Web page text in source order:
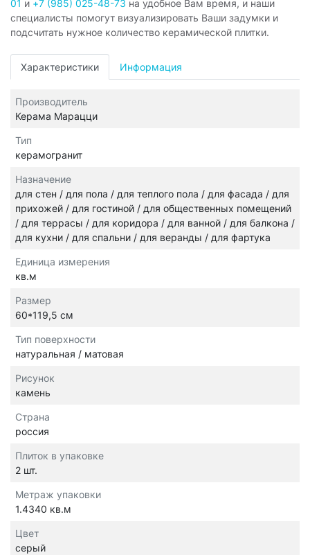
01 и +7 (985) 025-48-73 на удобное Вам время, и наши
специалисты помогут визуализировать Ваши задумки и
подсчитать нужное количество керамической плитки.
Характеристики Информация
Производитель
Керама Марацци
Тип
керамогранит
Назначение
для стен / для пола / для теплого пола / для фасада / для
прихожей / для гостиной / для общественных помещений
/ для террасы / для коридора / для ванной / для балкона /
для кухни / для спальни / для веранды / для фартука
Единица измерения
кв.м
Размер
60*119,5 см
Тип поверхности
натуральная / матовая
Рисунок
камень
Страна
россия
Плиток в упаковке
2 шт.
Метраж упаковки
1.4340 кв.м
Цвет
серый